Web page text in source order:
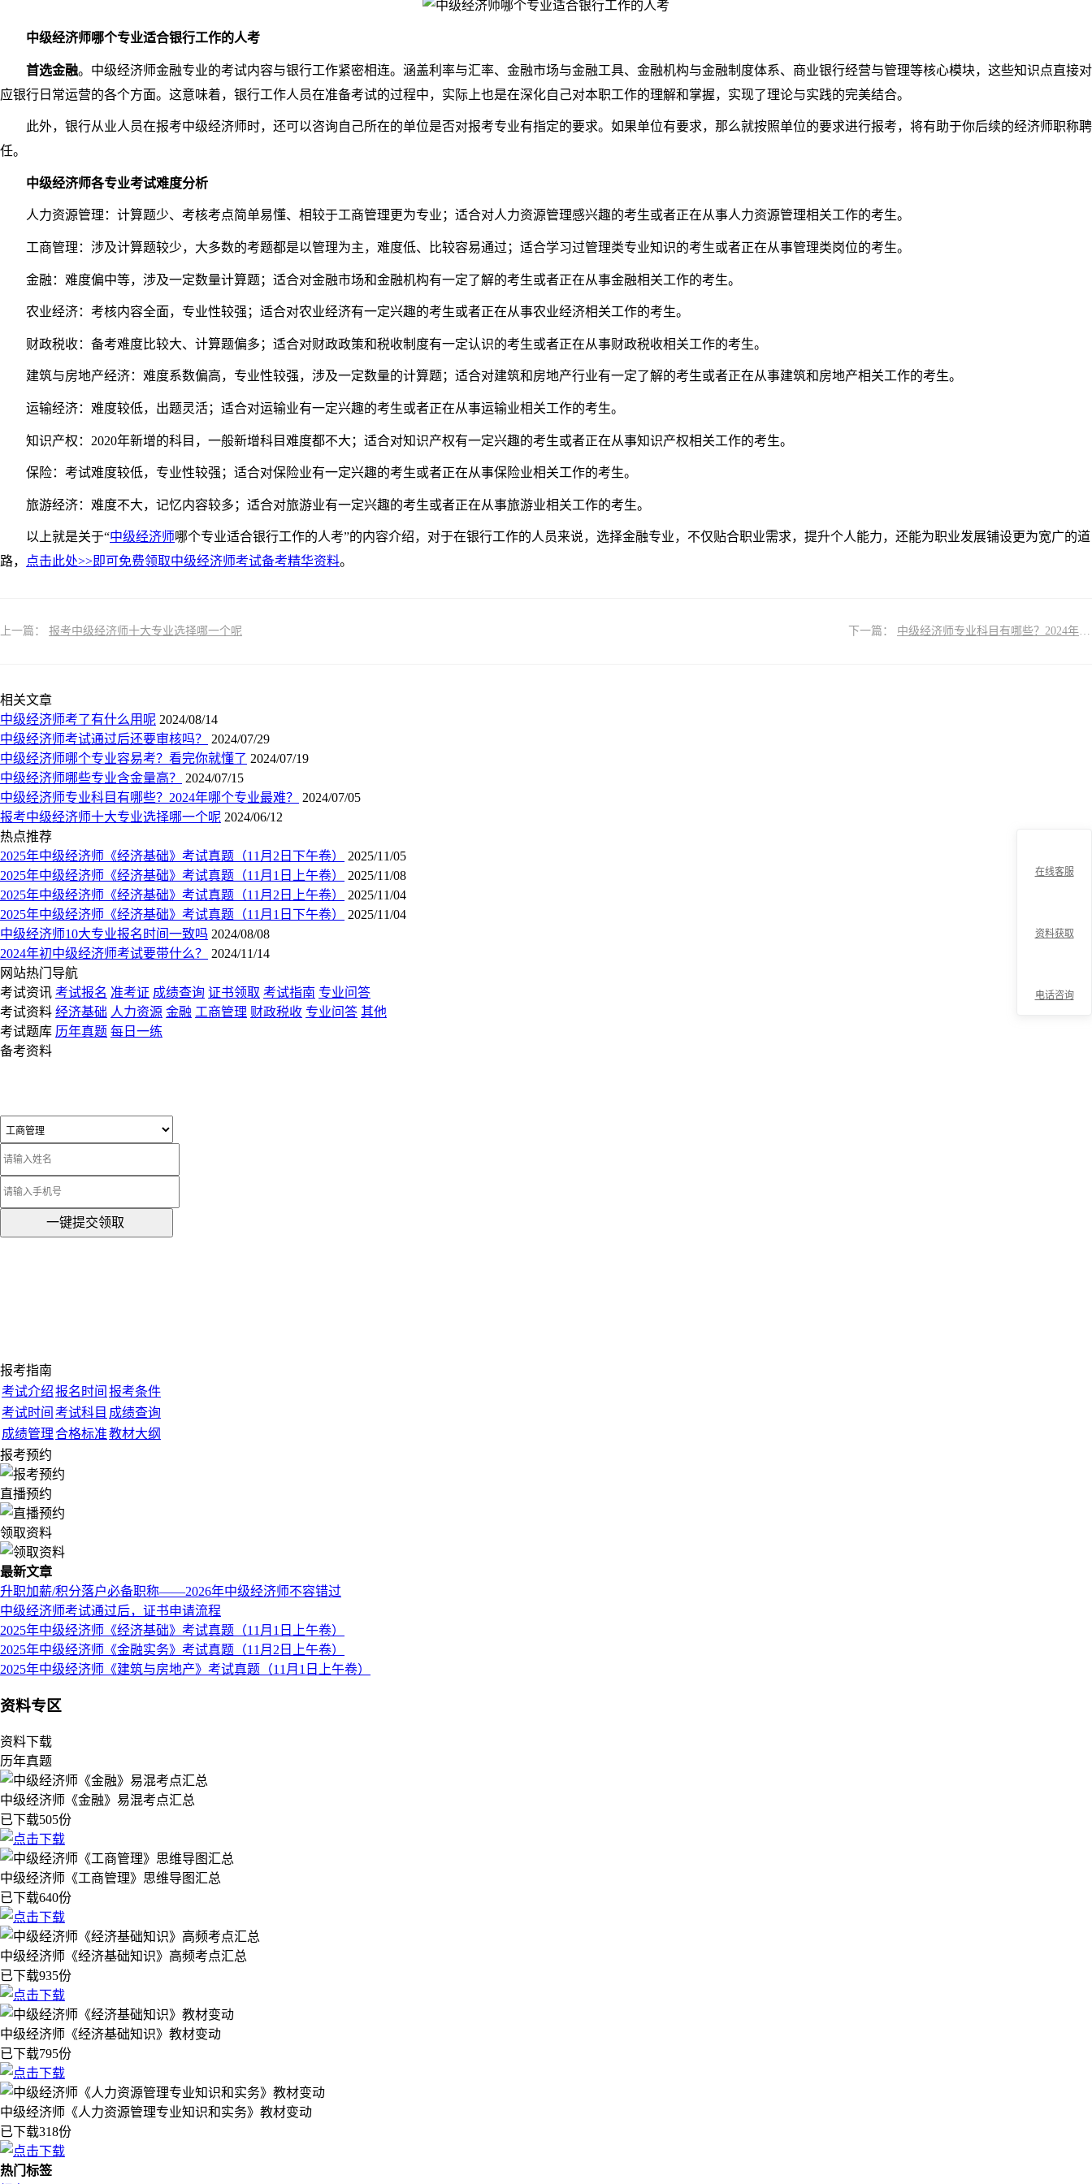
中级经济师哪个专业适合银行工作的人考
首选金融。中级经济师金融专业的考试内容与银行工作紧密相连。涵盖利率与汇率、金融市场与金融工具、金融机构与金融制度体系、商业银行经营与管理等核心模块，这些知识点直接对
应银行日常运营的各个方面。这意味着，银行工作人员在准备考试的过程中，实际上也是在深化自己对本职工作的理解和掌握，实现了理论与实践的完美结合。
此外，银行从业人员在报考中级经济师时，还可以咨询自己所在的单位是否对报考专业有指定的要求。如果单位有要求，那么就按照单位的要求进行报考，将有助于你后续的经济师职称聘
任。
中级经济师各专业考试难度分析
人力资源管理：计算题少、考核考点简单易懂、相较于工商管理更为专业；适合对人力资源管理感兴趣的考生或者正在从事人力资源管理相关工作的考生。
工商管理：涉及计算题较少，大多数的考题都是以管理为主，难度低、比较容易通过；适合学习过管理类专业知识的考生或者正在从事管理类岗位的考生。
金融：难度偏中等，涉及一定数量计算题；适合对金融市场和金融机构有一定了解的考生或者正在从事金融相关工作的考生。
农业经济：考核内容全面，专业性较强；适合对农业经济有一定兴趣的考生或者正在从事农业经济相关工作的考生。
财政税收：备考难度比较大、计算题偏多；适合对财政政策和税收制度有一定认识的考生或者正在从事财政税收相关工作的考生。
建筑与房地产经济：难度系数偏高，专业性较强，涉及一定数量的计算题；适合对建筑和房地产行业有一定了解的考生或者正在从事建筑和房地产相关工作的考生。
运输经济：难度较低，出题灵活；适合对运输业有一定兴趣的考生或者正在从事运输业相关工作的考生。
知识产权：2020年新增的科目，一般新增科目难度都不大；适合对知识产权有一定兴趣的考生或者正在从事知识产权相关工作的考生。
保险：考试难度较低，专业性较强；适合对保险业有一定兴趣的考生或者正在从事保险业相关工作的考生。
旅游经济：难度不大，记忆内容较多；适合对旅游业有一定兴趣的考生或者正在从事旅游业相关工作的考生。
以上就是关于“中级经济师哪个专业适合银行工作的人考”的内容介绍，对于在银行工作的人员来说，选择金融专业，不仅贴合职业需求，提升个人能力，还能为职业发展铺设更为宽广的道
路，
点击此处>>即可免费领取中级经济师考试备考精华资料。
上一篇： 报考中级经济师十大专业选择哪一个呢 下一篇： 中级经济师专业科目有哪些？2024年哪个专业最难？
相关文章
中级经济师考了有什么用呢 2024/08/14
中级经济师考试通过后还要审核吗？
2024/07/29
中级经济师哪个专业容易考？看完你就懂了 2024/07/19
中级经济师哪些专业含金量高？
2024/07/15
中级经济师专业科目有哪些？2024年哪个专业最难？
2024/07/05
报考中级经济师十大专业选择哪一个呢 2024/06/12
热点推荐
2025年中级经济师《经济基础》考试真题（11月2日下午卷）
2025/11/05
2025年中级经济师《经济基础》考试真题（11月1日上午卷）
2025/11/08
2025年中级经济师《经济基础》考试真题（11月2日上午卷）
2025/11/04
2025年中级经济师《经济基础》考试真题（11月1日下午卷）
2025/11/04
中级经济师10大专业报名时间一致吗 2024/08/08
2024年初中级经济师考试要带什么？
2024/11/14
网站热门导航
考试资讯 考试报名 准考证 成绩查询 证书领取 考试指南 专业问答
考试资料 经济基础 人力资源 金融 工商管理 财政税收 专业问答 其他
考试题库 历年真题 每日一练
备考资料
一键提交领取
报考指南
考试介绍报名时间 报考条件
考试时间 考试科目 成绩查询
成绩管理合格标准教材大纲
报考预约
直播预约
领取资料
最新文章
升职加薪/积分落户必备职称——2026年中级经济师不容错过
中级经济师考试通过后，证书申请流程
2025年中级经济师《经济基础》考试真题（11月1日上午卷）
2025年中级经济师《金融实务》考试真题（11月2日上午卷）
2025年中级经济师《建筑与房地产》考试真题（11月1日上午卷）
资料专区
资料下载
历年真题
中级经济师《金融》易混考点汇总
已下载505份
中级经济师《工商管理》思维导图汇总
已下载640份
中级经济师《经济基础知识》高频考点汇总
已下载935份
中级经济师《经济基础知识》教材变动
已下载795份
中级经济师《人力资源管理专业知识和实务》教材变动
已下载318份
热门标签
在线客服
资料获取
电话咨询